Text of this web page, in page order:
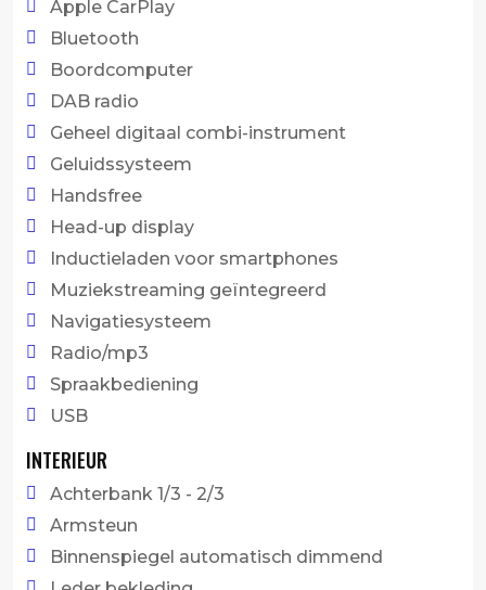
Apple CarPlay
Bluetooth
Boordcomputer
DAB radio
Geheel digitaal combi-instrument
Geluidssysteem
Handsfree
Head-up display
Inductieladen voor smartphones
Muziekstreaming geïntegreerd
Navigatiesysteem
Radio/mp3
Spraakbediening
USB
INTERIEUR
Achterbank 1/3 - 2/3
Armsteun
Binnenspiegel automatisch dimmend